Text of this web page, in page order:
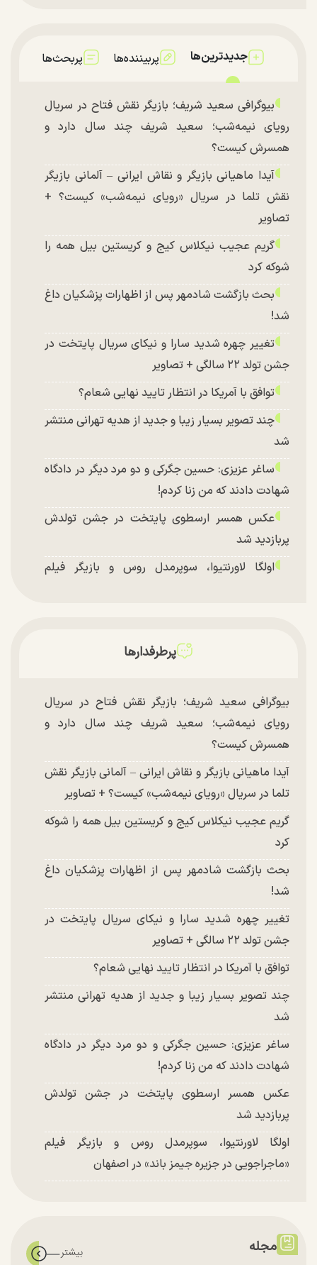
جدیدترین‌ها پربیننده‌ها پربحث‌ها
بیوگرافی سعید شریف؛ بازیگر نقش فتاح در سریال
رویای نیمه‌شب؛ سعید شریف چند سال دارد و
همسرش کیست؟
آیدا ماهیانی بازیگر و نقاش ایرانی – آلمانی بازیگر
نقش تلما در سریال «رویای نیمه‌شب» کیست؟ +
تصاویر
گریم عجیب نیکلاس کیج و کریستین بیل همه را
شوکه کرد
بحث بازگشت شادمهر پس از اظهارات پزشکیان داغ
شد!
تغییر چهره شدید سارا و نیکای سریال پایتخت در
جشن تولد ۲۲ سالگی + تصاویر
توافق با آمریکا در انتظار تایید نهایی شعام؟
چند تصویر بسیار زیبا و جدید از هدیه تهرانی منتشر
شد
ساغر عزیزی: حسین جگرکی و دو مرد دیگر در دادگاه
شهادت دادند که من زنا کردم!
عکس همسر ارسطوی پایتخت در جشن تولدش
پربازدید شد
اولگا لاورنتیوا، سوپرمدل روس و بازیگر فیلم
پرطرفدارها
بیوگرافی سعید شریف؛ بازیگر نقش فتاح در سریال
رویای نیمه‌شب؛ سعید شریف چند سال دارد و
همسرش کیست؟
آیدا ماهیانی بازیگر و نقاش ایرانی – آلمانی بازیگر نقش
تلما در سریال «رویای نیمه‌شب» کیست؟ + تصاویر
گریم عجیب نیکلاس کیج و کریستین بیل همه را شوکه
کرد
بحث بازگشت شادمهر پس از اظهارات پزشکیان داغ
شد!
تغییر چهره شدید سارا و نیکای سریال پایتخت در
جشن تولد ۲۲ سالگی + تصاویر
توافق با آمریکا در انتظار تایید نهایی شعام؟
چند تصویر بسیار زیبا و جدید از هدیه تهرانی منتشر
شد
ساغر عزیزی: حسین جگرکی و دو مرد دیگر در دادگاه
شهادت دادند که من زنا کردم!
عکس همسر ارسطوی پایتخت در جشن تولدش
پربازدید شد
اولگا لاورنتیوا، سوپرمدل روس و بازیگر فیلم
«ماجراجویی در جزیره جیمز باند» در اصفهان
مجله